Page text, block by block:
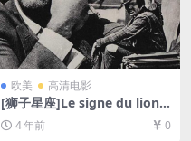
欧美 高清电影
[狮子星座]Le signe du lion
(1962)[百度网盘+迅雷云盘资
源1080P超清未删减][MP4/6
4 年前 0